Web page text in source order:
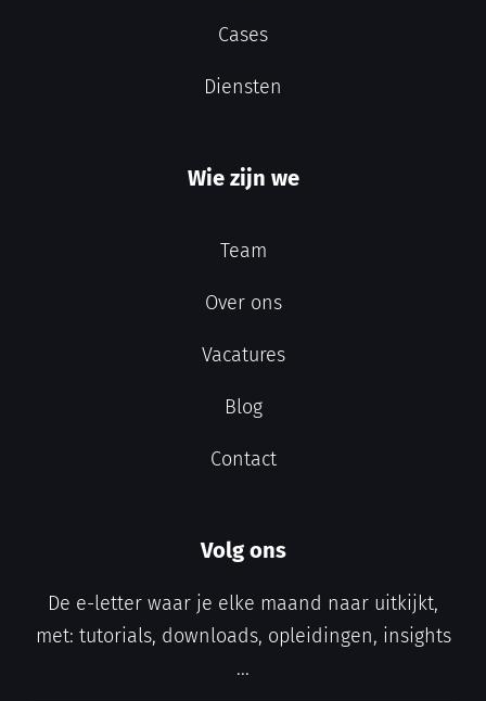
Cases
Diensten
Wie zijn we
Team
Over ons
Vacatures
Blog
Contact
Volg ons
De e-letter waar je elke maand naar uitkijkt,
met: tutorials, downloads, opleidingen, insights
...